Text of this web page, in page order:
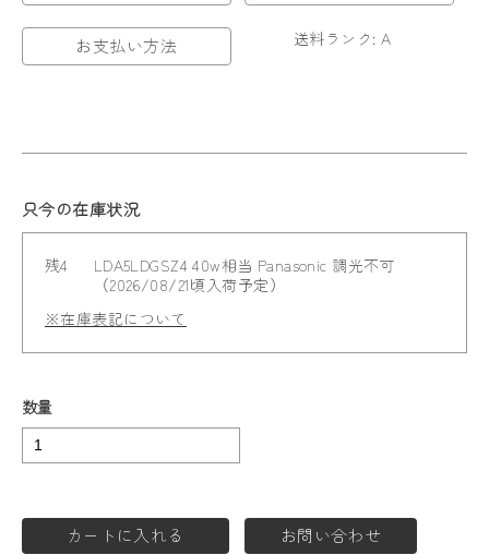
お支払い方法 送料ランク: A
只今の在庫状況
残4
LDA5LDGSZ4 40w相当 Panasonic 調光不可
（2026/08/21頃入荷予定）
※在庫表記について
数量
カートに入れる お問い合わせ